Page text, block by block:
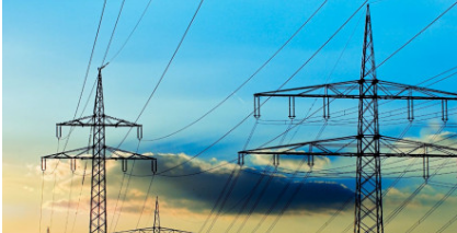
Video Player is loading.